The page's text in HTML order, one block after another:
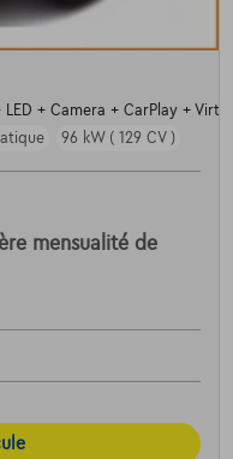
LED + Camera + CarPlay +
96 kW ( 129 CV )
mensualité de